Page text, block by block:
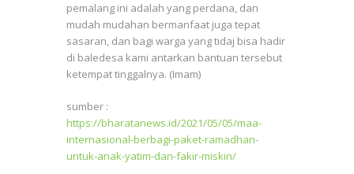
pemalang ini adalah yang perdana, dan
mudah mudahan bermanfaat juga tepat
sasaran, dan bagi warga yang tidaj bisa hadir
di baledesa kami antarkan bantuan tersebut
ketempat tinggalnya. (Imam)
sumber :
https://bharatanews.id/2021/05/05/maa-
internasional-berbagi-paket-ramadhan-
untuk-anak-yatim-dan-fakir-miskin/